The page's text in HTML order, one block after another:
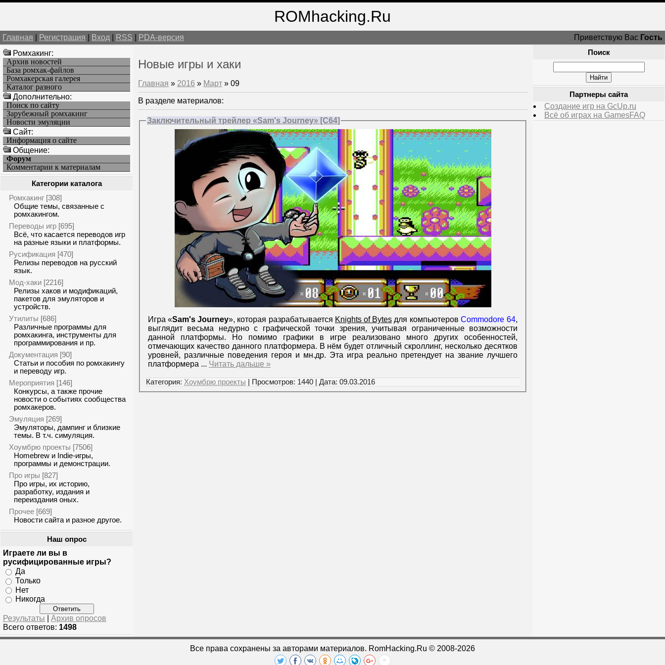
ROMhacking.Ru
Главная Регистрация Вход RSS PDA-версия Приветствую Вас Гость
Ромхакинг:
Архив новостей
База ромхак-файлов
Ромхакерская галерея
Каталог разного
Дополнительно:
Поиск по сайту
Зарубежный ромхакинг
Новости эмуляции
Cайт:
Информация о сайте
Общение:
Форум
Комментарии к материалам
Категории каталога
Ромхакинг [308]
Общие темы, связанные с
ромхакингом.
Переводы игр [695]
Всё, что касается переводов игр
на разные языки и платформы.
Русификация [470]
Релизы переводов на русский
язык.
Мод-хаки [2216]
Релизы хаков и модификаций,
пакетов для эмуляторов и
устройств.
Утилиты [686]
Различные программы для
ромхакинга, инструменты для
программирования и пр.
Документация [90]
Статьи и пособия по ромхакингу
и переводу игр.
Мероприятия [146]
Конкурсы, а также прочие
новости о событиях сообщества
ромхакеров.
Эмуляция [269]
Эмуляторы, дампинг и близкие
темы. В т.ч. симуляция.
Хоумбрю проекты [7506]
Homebrew и Indie-игры,
программы и демонстрации.
Про игры [827]
Про игры, их историю,
разработку, издания и
переиздания оных.
Прочее [669]
Новости сайта и разное другое.
Наш опрос
Играете ли вы в
русифицированные игры?
Да
Только
Нет
Никогда
Результаты
Архив опросов
Всего ответов: 1498
Новые игры и хаки
Главная » 2016 » Март » 09
В разделе материалов:
Заключительный трейлер «Sam's Journey» [C64]
Игра «Sam's Journey», которая разрабатывается Knights of Bytes для компьютеров Commodore 64,
выглядит весьма недурно с графической точки зрения, учитывая ограниченные возможности
данной платформы. Но помимо графики в игре реализовано много других особенностей,
отмечающих качество данного платформера. В нём будет отличный скроллинг, несколько десятков
уровней, различные поведения героя и мн.др. Эта игра реально претендует на звание лучшего
платформера ... Читать дальше »
Категория: Хоумбрю проекты | Просмотров: 1440 | Дата: 09.03.2016
Поиск
Партнеры сайта
Создание игр на GcUp.ru
Всё об играх на GamesFAQ
Все права сохранены за авторами материалов. RomHacking.Ru © 2008-2026